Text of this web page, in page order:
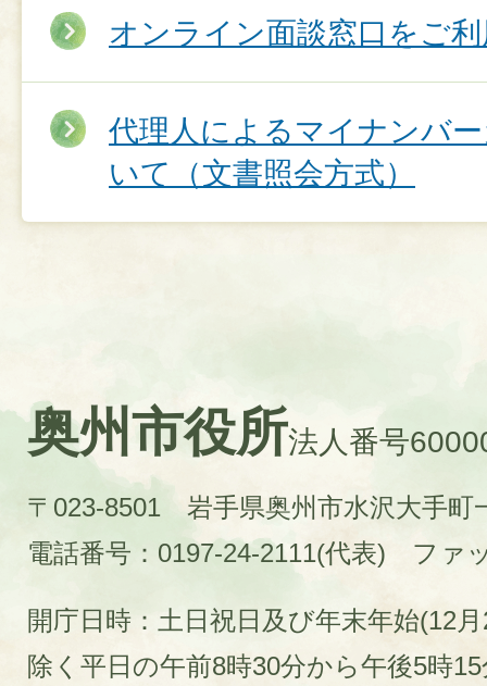
オンライン面談窓口をご
代理人によるマイナンバ
いて（文書照会方式）
奥州市役所法人番号
〒023-8501 岩手県奥州市水沢大手町
電話番号：0197-24-2111(代表)
ファ
開庁日時：土日祝日及び年末年始(12
除く平日の午前8時30分から午後5時